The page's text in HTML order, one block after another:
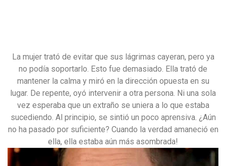
La mujer trató de evitar que sus lágrimas cayeran, pero ya
no podía soportarlo. Esto fue demasiado. Ella trató de
mantener la calma y miró en la dirección opuesta en su
lugar. De repente, oyó intervenir a otra persona. Ni una sola
vez esperaba que un extraño se uniera a lo que estaba
sucediendo. Al principio, se sintió un poco aprensiva. ¿Aún
no ha pasado por suficiente? Cuando la verdad amaneció en
ella, ella estaba aún más asombrada!